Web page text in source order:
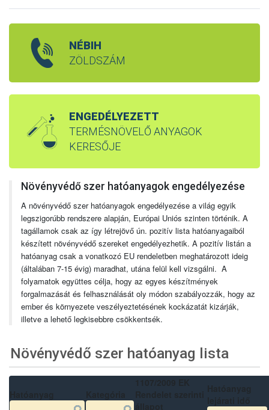
NÉBIH
ZÖLDSZÁM
ENGEDÉLYEZETT
TERMÉSNÖVELŐ ANYAGOK
KERESŐJE
Növényvédő szer hatóanyagok engedélyezése
A növényvédő szer hatóanyagok engedélyezése a világ egyik
legszigorúbb rendszere alapján, Európai Uniós szinten történik. A
tagállamok csak az így létrejövő ún. pozitív lista hatóanyagaiból
készített növényvédő szereket engedélyezhetik. A pozitív listán a
hatóanyag csak a vonatkozó EU rendeletben meghatározott ideig
(általában 7-15 évig) maradhat, utána felül kell vizsgálni. A
folyamatok együttes célja, hogy az egyes készítmények
forgalmazását és felhasználását oly módon szabályozzák, hogy az
ember és környezete veszélyeztetésének kockázatát kizárják,
illetve a lehető legkisebbre csökkentsék.
Növényvédő szer hatóanyag lista